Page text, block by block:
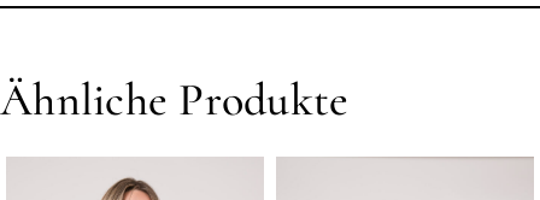
Ähnliche Produkte